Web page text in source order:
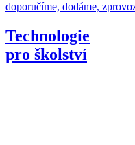
doporučíme, dodáme,
Technologie
pro školství